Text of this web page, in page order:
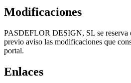
Modificaciones
PASDEFLOR DESIGN, SL se reserva
previo aviso las modificaciones que
portal.
Enlaces